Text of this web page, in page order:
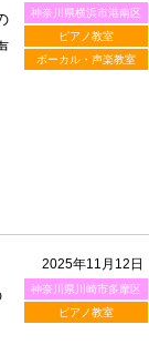
神奈川県横浜市港南区
ピアノ教室
ボーカル・声楽教室
2025年11月12日
神奈川県川崎市多摩区
ピアノ教室